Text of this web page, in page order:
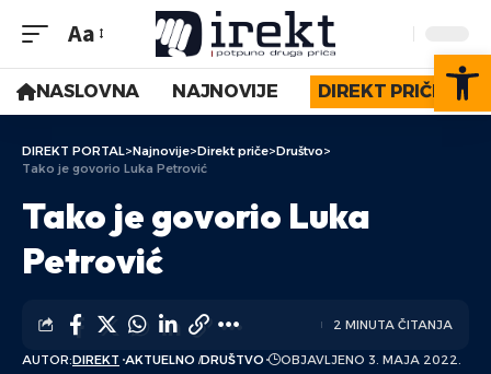
Aa
NASLOVNA NAJNOVIJE DIREKT PRIČE
DIREKT PORTAL>Najnovije>Direkt priče>Društvo>
Tako je govorio Luka Petrović
Tako je govorio Luka
Petrović
AUTOR:DIREKT AKTUELNO DRUŠTVO OBJAVLJENO 3. MAJA 2022.
2 MINUTA ČITANJA